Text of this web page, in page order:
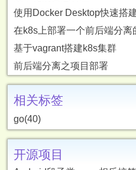
使用Docker Desktop快速搭
在k8s上部署一个前后端分离
基于vagrant搭建k8s集群
前后端分离之项目部署
相关标签
go(40)
开源项目